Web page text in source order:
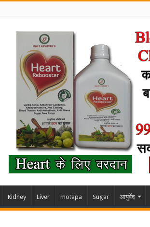
Kidney Liver motapa Sugar आयुर्वेद